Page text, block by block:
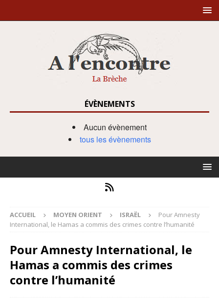
ÉVÈNEMENTS
Aucun évènement
tous les évènements
ACCUEIL MOYEN ORIENT ISRAËL
Pour Amnesty
International, le Hamas a commis des crimes contre l’humanité
Pour Amnesty International, le
Hamas a commis des crimes
contre l’humanité